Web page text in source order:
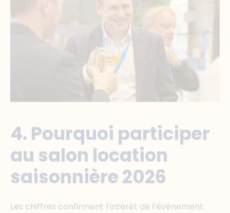
4. Pourquoi participer
au salon location
saisonnière 2026
Les chiffres confirment l’intérêt de l’événement.